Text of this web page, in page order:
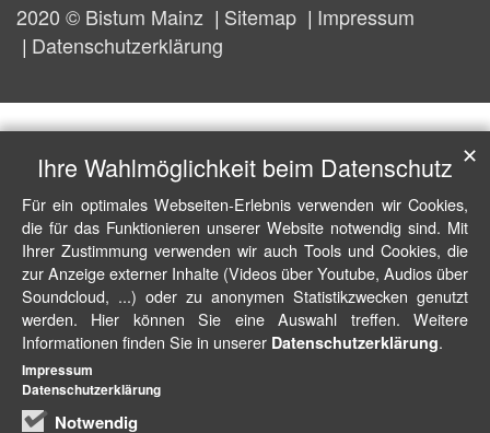
2020 © Bistum Mainz Sitemap
Impressum
Datenschutzerklärung
Ihre Wahlmöglichkeit beim Datenschutz
Für ein optimales Webseiten-Erlebnis verwenden wir Cookies,
die für das Funktionieren unserer Website notwendig sind. Mit
Ihrer Zustimmung verwenden wir auch Tools und Cookies, die
zur Anzeige externer Inhalte (Videos über Youtube, Audios über
Soundcloud, ...) oder zu anonymen Statistikzwecken genutzt
werden. Hier können Sie eine Auswahl treffen. Weitere
Informationen finden Sie in unserer Datenschutzerklärung.
Notwendig
✕
Impressum
Datenschutzerklärung